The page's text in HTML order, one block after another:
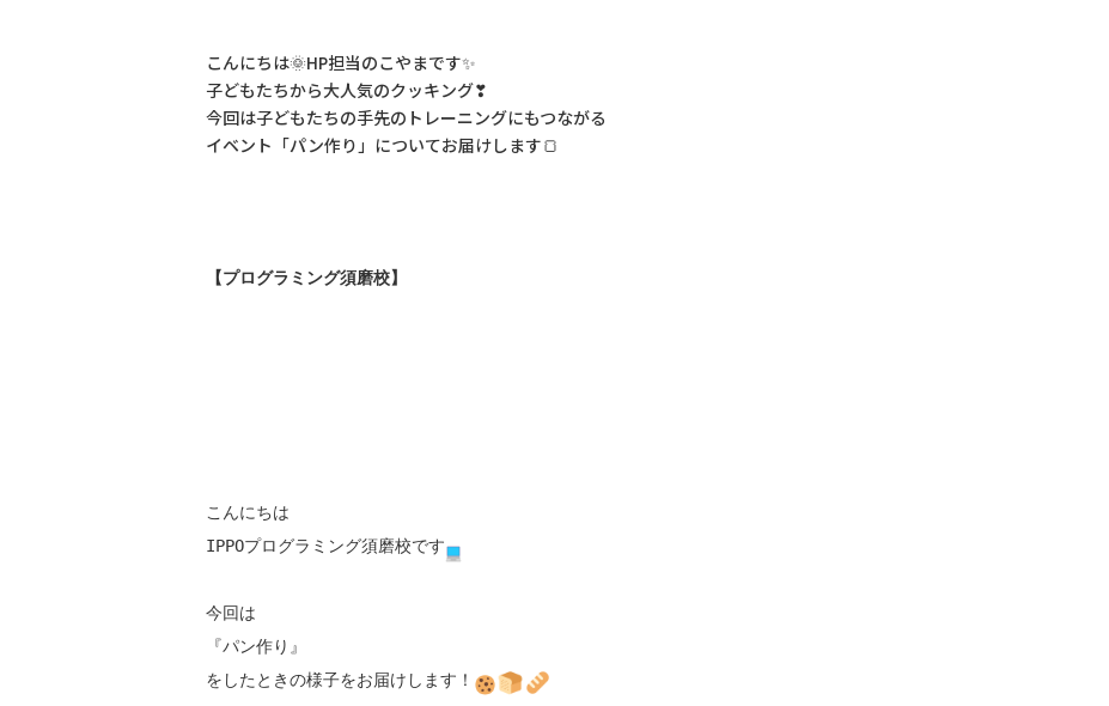
こんにちは🌞HP担当のこやまです✨
子どもたちから大人気のクッキング❣
今回は子どもたちの手先のトレーニングにもつながる
イベント「パン作り」についてお届けします🍞
【プログラミング須磨校】
こんにちは
IPPOプログラミング須磨校です
今回は
『パン作り』
をしたときの様子をお届けします！